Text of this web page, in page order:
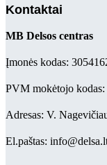
Kontaktai
MB Delsos centras
Įmonės kodas:
PVM mokėtojo
Adresas: V.
El.paštas: